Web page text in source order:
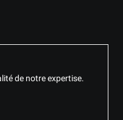
de notre expertise.